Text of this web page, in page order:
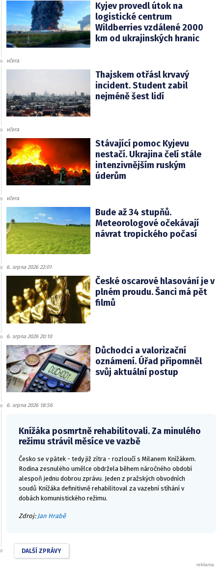
Kyjev provedl útok na
logistické centrum
Wildberries vzdálené 2000
km od ukrajinských hranic
včera
Thajskem otřásl krvavý
incident. Student zabil
nejméně šest lidí
včera
Stávající pomoc Kyjevu
nestačí. Ukrajina čelí stále
intenzivnějším ruským
úderům
včera
Bude až 34 stupňů.
Meteorologové očekávají
návrat tropického počasí
6. srpna 2026 22:01
České oscarové hlasování je v
plném proudu. Šanci má pět
filmů
6. srpna 2026 20:10
Důchodci a valorizační
oznámení. Úřad připomněl
svůj aktuální postup
6. srpna 2026 18:56
Knížáka posmrtně rehabilitovali. Za minulého
režimu strávil měsíce ve vazbě
Česko se v pátek - tedy již zítra - rozloučí s Milanem Knížákem.
Rodina zesnulého umělce obdržela během náročného období
alespoň jednu dobrou zprávu. Jeden z pražských obvodních
soudů Knížáka definitivně rehabilitoval za vazební stíhání v
dobách komunistického režimu.
Zdroj: Jan Hrabě
DALŠÍ ZPRÁVY